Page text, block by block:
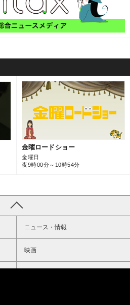
金曜ロードショー
金曜日
夜9時00分～10時54分
ニュース・情報
映画